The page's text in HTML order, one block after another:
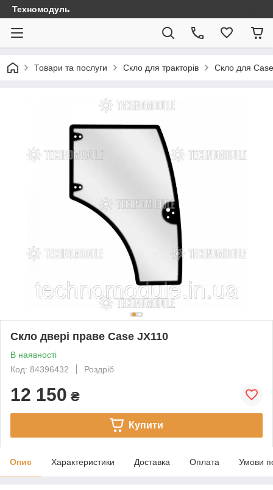
Техномодуль
Товари та послуги Скло для тракторів Скло для
Скло двері праве Case JX110
В наявності
Код: 84396432
Роздріб
12 150 ₴
Купити
Опис Характеристики Доставка Оплата Умови